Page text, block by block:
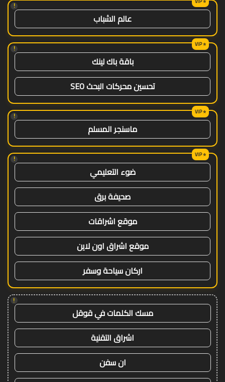
!
عالم الشباب
!
باقة باك لينك
تحسين محركات البحث SEO
!
ماسنجر المسلم
!
ضوء التعليمي
صحيفة برق
موقع اشراقات
موقع اشراق اون لاين
اركان سياحة وسفر
!
مسك الكلمات في قوقل
اشراق التقنية
ان سفن